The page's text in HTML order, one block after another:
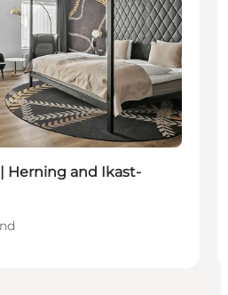
Herning and Ikast-